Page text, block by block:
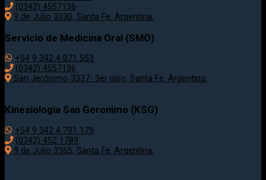
(0342) 4557136
9 de Julio 3330, Santa Fe. Argentina.
Servicio de Medicina Oral (SMO)
+54 9 342 4 071 553
(0342) 4557136
San Jerónimo 3337- 3er piso, Santa Fe. Argentina.
Kinesiologia San Geronimo (KSG)
+54 9 342 4 791 179
(0342) 452 1789
9 de Julio 3365, Santa Fe. Argentina.